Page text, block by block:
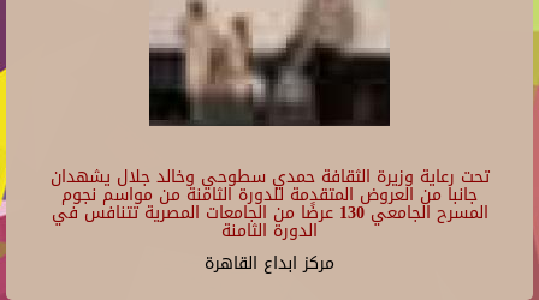
تحت رعاية وزيرة الثقافة حمدي سطوحي وخالد جلال يشهدان
جانبا من العروض المتقدمة للدورة الثامنة من مواسم نجوم
المسرح الجامعي 130 عرضًا من الجامعات المصرية تتنافس في
الدورة الثامنة
مركز ابداع القاهرة